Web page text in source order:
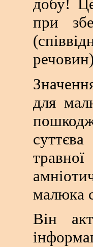
добу!
при
для
малюка
Він